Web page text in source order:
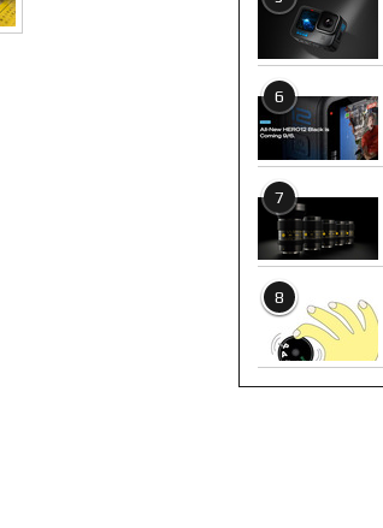
6
7
8